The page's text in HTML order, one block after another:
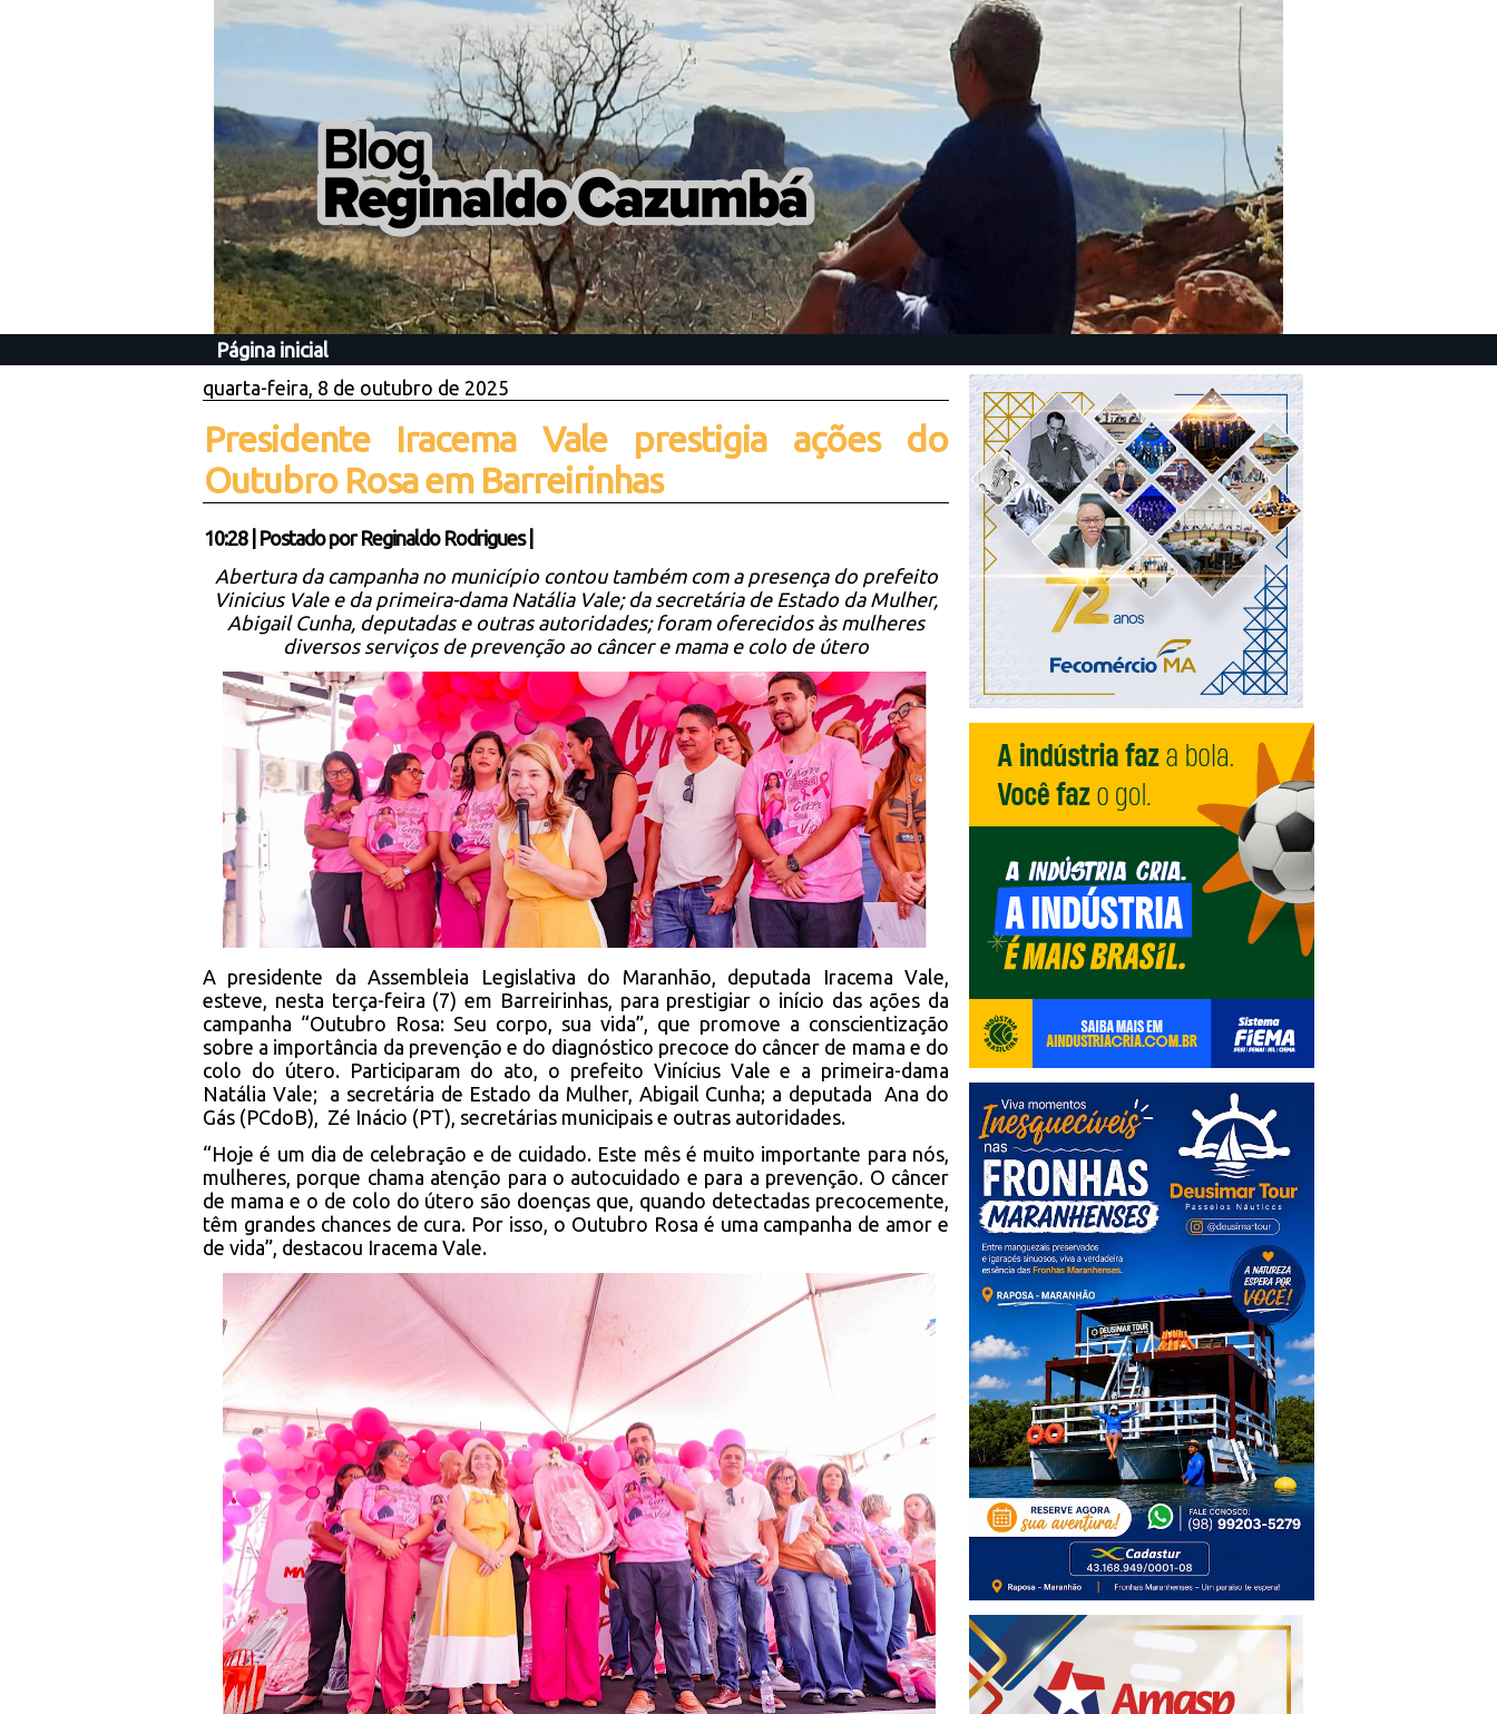
Página inicial
quarta-feira, 8 de outubro de 2025
Presidente Iracema Vale prestigia ações do
Outubro Rosa em Barreirinhas
10:28| Postado por Reginaldo Rodrigues
Abertura da campanha no município contou também com a presença do prefeito
Vinicius Vale e da primeira-dama Natália Vale; da secretária de Estado da Mulher,
Abigail Cunha, deputadas e outras autoridades; foram oferecidos às mulheres
diversos serviços de prevenção ao câncer e mama e colo de útero
A presidente da Assembleia Legislativa do Maranhão, deputada Iracema Vale,
esteve, nesta terça-feira (7) em Barreirinhas, para prestigiar o início das ações da
campanha “Outubro Rosa: Seu corpo, sua vida”, que promove a conscientização
sobre a importância da prevenção e do diagnóstico precoce do câncer de mama e do
colo do útero. Participaram do ato, o prefeito Vinícius Vale e a primeira-dama
Natália Vale; a secretária de Estado da Mulher, Abigail Cunha; a deputada Ana do
Gás (PCdoB), Zé Inácio (PT), secretárias municipais e outras autoridades.
“Hoje é um dia de celebração e de cuidado. Este mês é muito importante para nós,
mulheres, porque chama atenção para o autocuidado e para a prevenção. O câncer
de mama e o de colo do útero são doenças que, quando detectadas precocemente,
têm grandes chances de cura. Por isso, o Outubro Rosa é uma campanha de amor e
de vida”, destacou Iracema Vale.